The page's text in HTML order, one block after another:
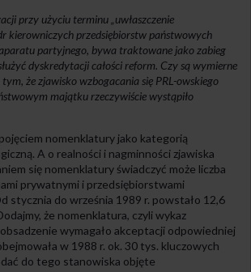
przy użyciu terminu „uwłaszczenie
kierowniczych przedsiębiorstw państwowych
partyjnego, bywa traktowane jako zabieg
dyskredytacji całości reform. Czy są wymierne
że zjawisko wzbogacania się PRL-owskiego
majątku rzeczywiście wystąpiło
nomenklatury jako kategorią
A o realności i nagminności zjawiska
się nomenklatury świadczyć może liczba
prywatnymi i przedsiębiorstwami
stycznia do września 1989 r. powstało 12,6
że nomenklatura, czyli wykaz
wymagało akceptacji odpowiedniej
w 1988 r. ok. 30 tys. kluczowych
do tego stanowiska objęte